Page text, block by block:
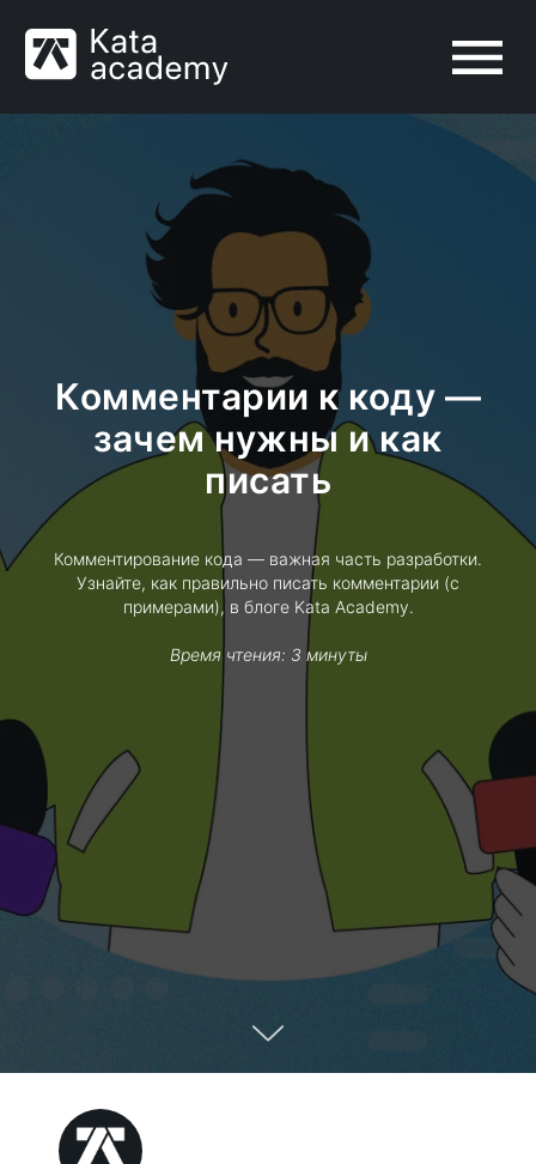
Комментарии к коду —
зачем нужны и как
писать
Комментирование кода — важная часть разработки.
Узнайте, как правильно писать комментарии (с
примерами), в блоге Kata Academy.
Время чтения: 3 минуты